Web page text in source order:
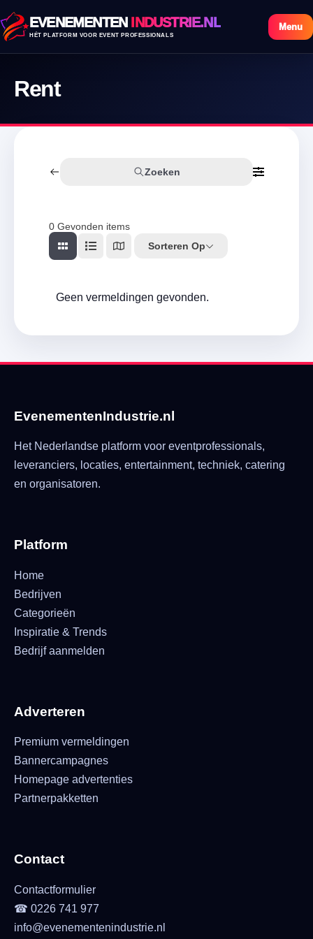
EVENEMENTEN INDUSTRIE.NL
HÉT PLATFORM VOOR EVENT PROFESSIONALS
Menu
Rent
Zoeken
0 Gevonden items
Sorteren Op
Geen vermeldingen gevonden.
EvenementenIndustrie.nl
Het Nederlandse platform voor eventprofessionals,
leveranciers, locaties, entertainment, techniek, catering
en organisatoren.
Platform
Home
Bedrijven
Categorieën
Inspiratie & Trends
Bedrijf aanmelden
Adverteren
Premium vermeldingen
Bannercampagnes
Homepage advertenties
Partnerpakketten
Contact
Contactformulier
☎ 0226 741 977
info@evenementenindustrie.nl